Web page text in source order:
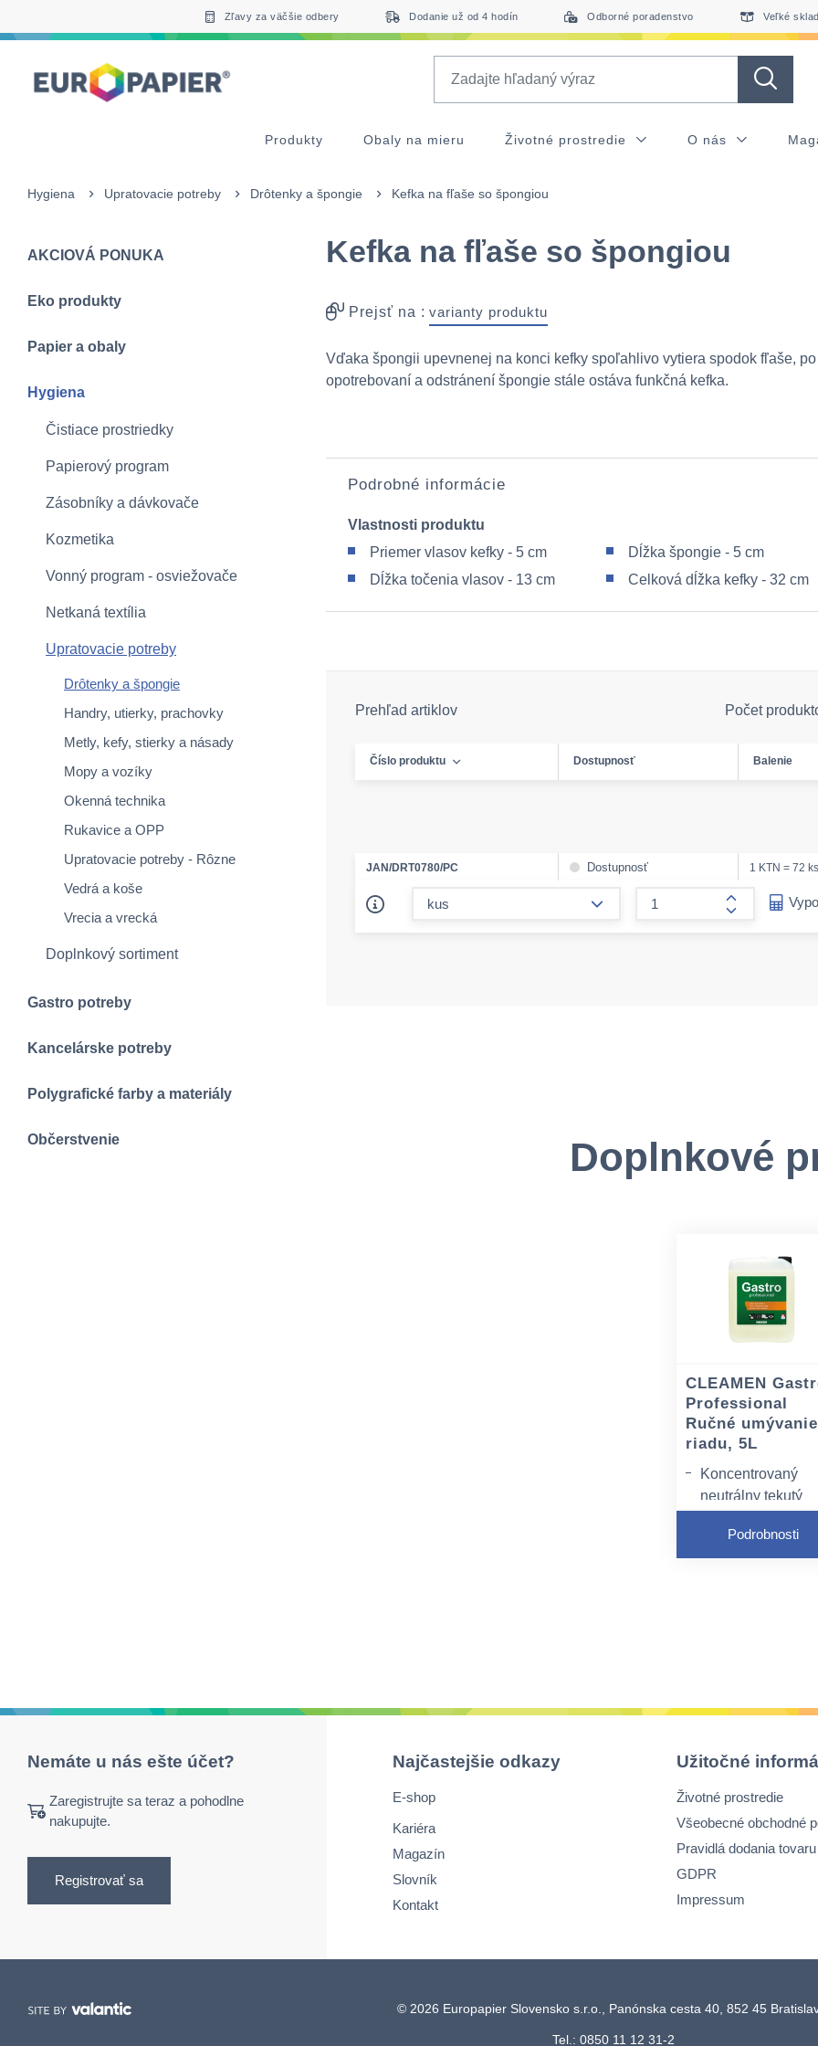
Zľavy za väčšie odbery Dodanie už od 4 hodín Odborné poradenstvo Veľké
Produkty Obaly na mieru Životné prostredie O nás
Hygiena Upratovacie potreby Drôtenky a špongie Kefka na fľaše so špongiou
AKCIOVÁ PONUKA
Eko produkty
Papier a obaly
Hygiena
Čistiace prostriedky
Papierový program
Zásobníky a dávkovače
Kozmetika
Vonný program - osviežovače
Netkaná textília
Upratovacie potreby
Drôtenky a špongie
Handry, utierky, prachovky
Metly, kefy, stierky a násady
Mopy a vozíky
Okenná technika
Rukavice a OPP
Upratovacie potreby - Rôzne
Vedrá a koše
Vrecia a vrecká
Doplnkový sortiment
Gastro potreby
Kancelárske potreby
Polygrafické farby a materiály
Občerstvenie
Kefka na fľaše so špongiou
Prejsť na : varianty produktu
Vďaka špongii upevnenej na konci kefky spoľahlivo vytiera spodok fľaše, po
opotrebovaní a odstránení špongie stále ostáva funkčná kefka.
Podrobné informácie
Vlastnosti produktu
Priemer vlasov kefky - 5 cm
Dĺžka točenia vlasov - 13 cm
Dĺžka špongie - 5 cm
Celková dĺžka kefky - 32 cm
Prehľad artiklov Počet
Číslo produktu Dostupnosť Balenie
JAN/DRT0780/PC Dostupnosť 1 KTN = 72 ks
form.increase-
Doplnkové
CLEAMEN
Professional
Ručné umývanie
riadu, 5L
Koncentrovaný
neutrálny tekutý
Podrobnosti
Nemáte u nás ešte účet?
Zaregistrujte sa teraz a pohodlne
nakupujte.
Registrovať sa
Najčastejšie odkazy
E-shop
Kariéra
Magazín
Slovník
Kontakt
Užitočné
Životné prostredie
Všeobecné obchodné
Pravidlá dodania tovaru
GDPR
Impressum
© 2026 Europapier Slovensko s.r.o., Panónska cesta 40, 852 45
Tel.: 0850 11 12 31-2